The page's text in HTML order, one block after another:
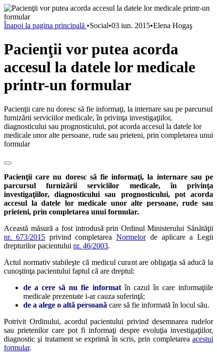
Înapoi la pagina principală •Social•03 iun. 2015•Elena Hogaş
Pacienţii vor putea acorda
accesul la datele lor medicale
printr-un formular
Pacienţii care nu doresc să fie informaţi, la internare sau pe parcursul
furnizării serviciilor medicale, în privinţa investigaţiilor,
diagnosticului sau prognosticului, pot acorda accesul la datele lor
medicale unor alte persoane, rude sau prieteni, prin completarea unui
formular
Pacienţii care nu doresc să fie informaţi, la internare sau pe
parcursul furnizării serviciilor medicale, în privinţa
investigaţiilor, diagnosticului sau prognosticului, pot acorda
accesul la datele lor medicale unor alte persoane, rude sau
prieteni, prin completarea unui formular.
Această măsură a fost introdusă prin Ordinul Ministerului Sănătăţii
nr. 673/2015privind completarea Normelorde aplicare a Legii
drepturilor pacientului nr. 46/2003.
Actul normativ stabileşte că medicul curant are obligaţia să aducă la
cunoştinţa pacientului faptul că are dreptul:
de a cere să nu fie informatîn cazul în care informaţiile
medicale prezentate i-ar cauza suferinţă;
de a alege o altă persoană care să fie informată în locul său.
Potrivit Ordinului, acordul pacientului privind desemnarea rudelor
sau prietenilor care pot fi informaţi despre evoluţia investigaţiilor,
diagnostic şi tratament se exprimă în scris, prin completarea acestui
formular.